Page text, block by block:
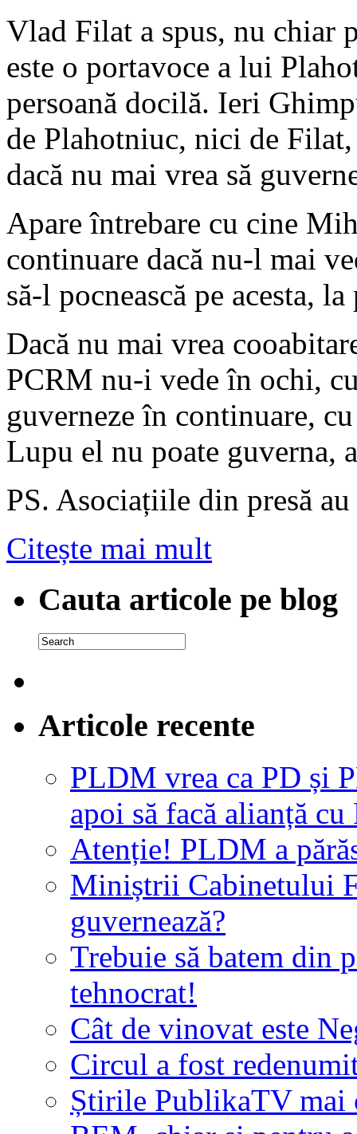
Vlad Filat a spus, nu chiar
este o portavoce a lui
persoană docilă. Ieri
de Plahotniuc, nici de
dacă nu mai vrea să
Apare întrebare cu cine
continuare dacă nu-l mai
să-l pocnească pe acesta,
Dacă nu mai vrea
PCRM nu-i vede în ochi,
guverneze în continuare,
Lupu el nu poate guverna,
PS. Asociațiile din presă
Citește mai mult
Cauta articole pe blog
Articole recente
PLDM vrea ca PD și
apoi să facă alianță cu
Atenție! PLDM a
Miniștrii Cabinetului
guvernează?
Trebuie să batem din
tehnocrat!
Cât de vinovat este
Circul a fost
Știrile PublikaTV mai